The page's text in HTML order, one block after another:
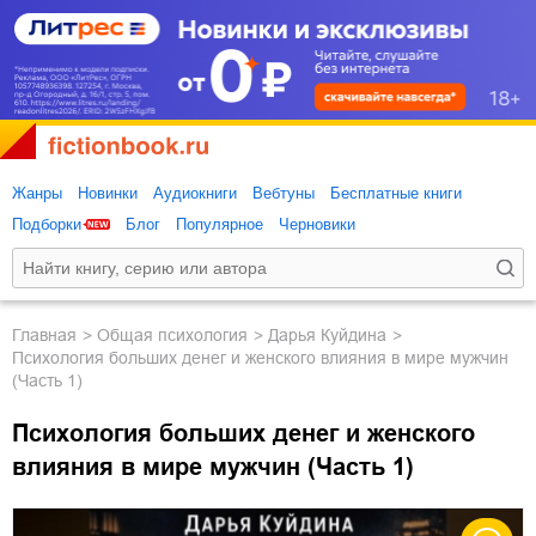
Жанры Новинки Аудиокниги Вебтуны
Бесплатные книги
Подборки
Блог Популярное Черновики
Главная общая психология
Дарья Куйдина
Психология больших денег и женского влияния в мире мужчин
(Часть 1)
Психология больших денег и женского
влияния в мире мужчин (Часть 1)